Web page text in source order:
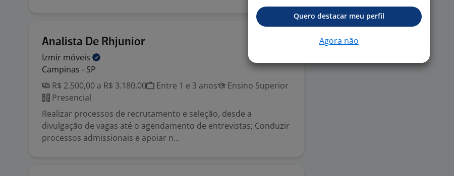
Analista De Rhjunior
Izmir móveis
Campinas - SP
R$ 2.500,00 a R$ 3.180,00
Entre 1 e 3 anos
Ensino Superior
Presencial
Realizar processos de recrutamento e seleção, desde a
divulgação de vagas até o agendamento de entrevistas; Conduzir
processos admissionais e apoiar n...
Quero destacar meu perfil
Agora não